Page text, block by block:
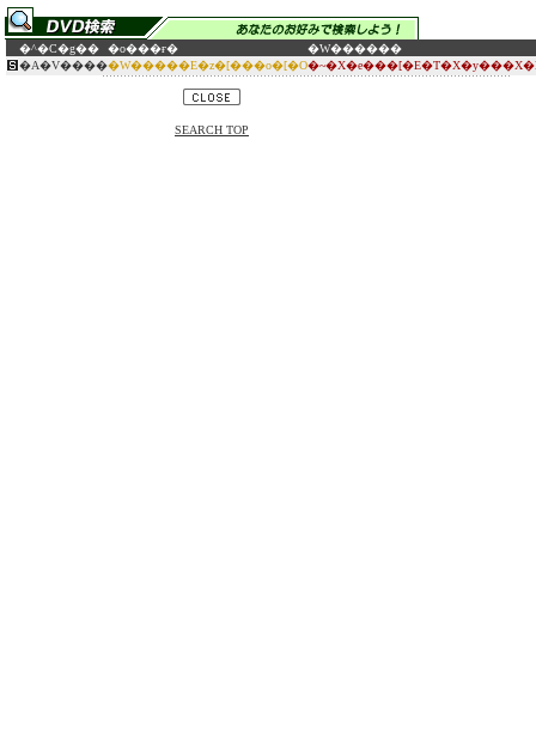
�^�C�g�� �o���ғ�
�W������
�A�V�����W�����E�z�[���o�[�O
SEARCH TOP